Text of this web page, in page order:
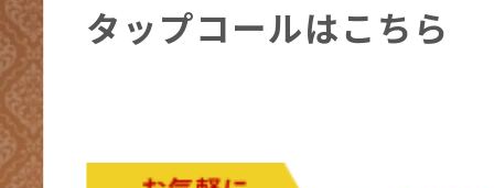
タップコールはこちら